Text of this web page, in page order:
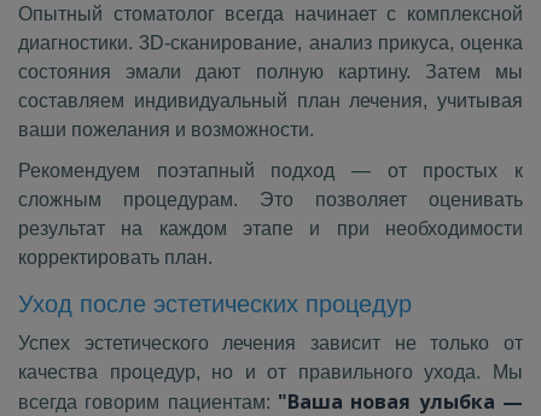
Опытный стоматолог всегда начинает с комплексной
диагностики. 3D‑сканирование, анализ прикуса, оценка
состояния эмали дают полную картину. Затем мы
составляем индивидуальный план лечения, учитывая
ваши пожелания и возможности.
Рекомендуем поэтапный подход — от простых к
сложным процедурам. Это позволяет оценивать
результат на каждом этапе и при необходимости
корректировать план.
Уход после эстетических процедур
Успех эстетического лечения зависит не только от
качества процедур, но и от правильного ухода. Мы
всегда говорим пациентам: "Ваша новая улыбка —